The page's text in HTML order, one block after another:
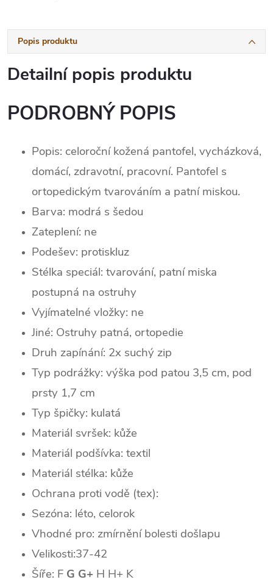
Popis produktu
Detailní popis produktu
PODROBNÝ POPIS
Popis: celoroční kožená pantofel, vycházková,
domácí, zdravotní, pracovní. Pantofel s
ortopedickým tvarováním a patní miskou.
Barva: modrá s šedou
Zateplení: ne
Podešev: protiskluz
Stélka speciál: tvarování, patní miska
postupná na ostruhy
Vyjímatelné vložky: ne
Jiné: Ostruhy patná, ortopedie
Druh zapínání: 2x suchý zip
Typ podrážky: výška pod patou 3,5 cm, pod
prsty 1,7 cm
Typ špičky: kulatá
Materiál svršek: kůže
Materiál podšívka: textil
Materiál stélka: kůže
Ochrana proti vodě (tex):
Sezóna: léto, celorok
Vhodné pro: zmírnění bolesti došlapu
Velikosti:37-42
Šíře: F G G+ H H+ K